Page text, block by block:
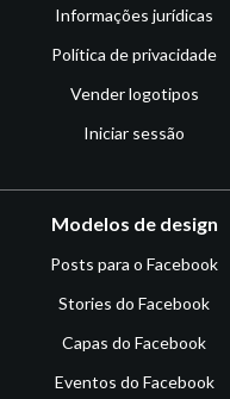
Informações jurídicas
Política de privacidade
Vender logotipos
Iniciar sessão
Modelos de design
Posts para o Facebook
Stories do Facebook
Capas do Facebook
Eventos do Facebook